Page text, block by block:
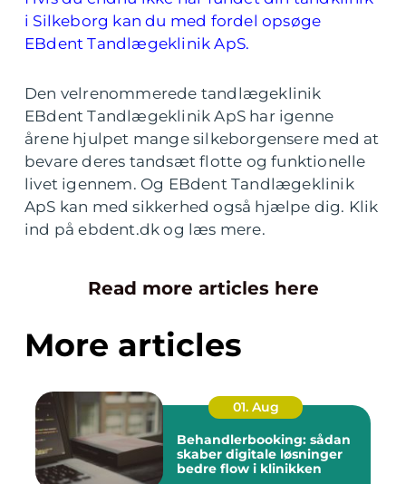
i Silkeborg kan du med fordel opsøge
EBdent Tandlægeklinik ApS.
Den velrenommerede tandlægeklinik
EBdent Tandlægeklinik ApS har igenne
årene hjulpet mange silkeborgensere med at
bevare deres tandsæt flotte og funktionelle
livet igennem. Og EBdent Tandlægeklinik
ApS kan med sikkerhed også hjælpe dig. Klik
ind på ebdent.dk og læs mere.
Read more articles here
More articles
01. Aug
Behandlerbooking: sådan
skaber digitale løsninger
bedre flow i klinikken